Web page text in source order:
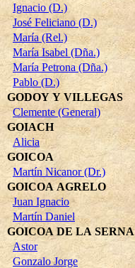
Ignacio (D.)
José Feliciano (D.)
María (Rel.)
María Isabel (Dña.)
María Petrona (Dña.)
Pablo (D.)
GODOY Y VILLEGAS
Clemente (General)
GOIACH
Alicia
GOICOA
Martín Nicanor (Dr.)
GOICOA AGRELO
Juan Ignacio
Martín Daniel
GOICOA DE LA SERNA
Astor
Gonzalo Jorge